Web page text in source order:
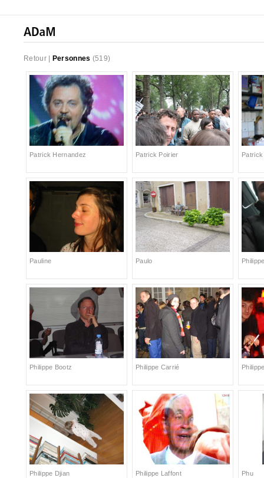
Retour| Personnes (519)
Patrick Hernandez Patrick Poirier Patrick
Pauline Paulo
Philippe Bootz Philippe Carrié
Philippe Djian Philippe Laffont Phu